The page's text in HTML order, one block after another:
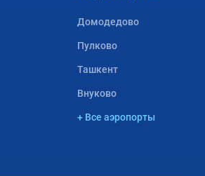
Домодедово
Пулково
Ташкент
Внуково
+ Все аэропорты